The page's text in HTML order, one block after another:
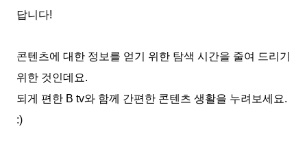
답니다!
콘텐츠에 대한 정보를 얻기 위한 탐색 시간을 줄여 드리기
위한 것인데요.
되게 편한 B tv와 함께 간편한 콘텐츠 생활을 누려보세요.
:)